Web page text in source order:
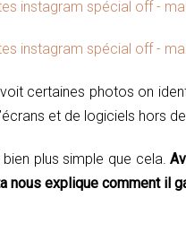
voit certaines photos on
et de logiciels hors
bien plus simple que cela.
nous explique comment il